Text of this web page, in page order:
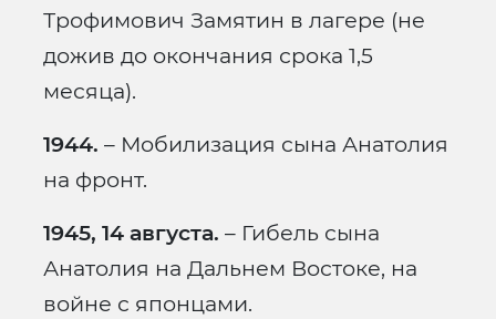
Трофимович Замятин в лагере (не
дожив до окончания срока 1,5
месяца).
1944. – Мобилизация сына Анатолия
на фронт.
1945, 14 августа. – Гибель сына
Анатолия на Дальнем Востоке, на
войне с японцами.